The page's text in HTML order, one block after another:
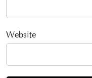
Website